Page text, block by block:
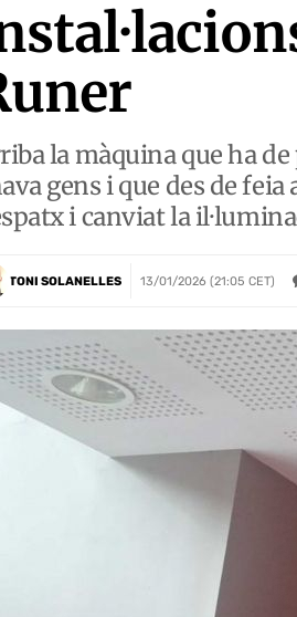
la màquina que ha
gens i que des de
i canviat la
TONI SOLANELLES 13/01/2026 (21:05 CET)